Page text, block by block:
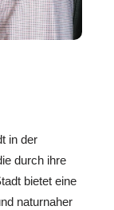
in der
durch ihre
bietet eine
naturnaher